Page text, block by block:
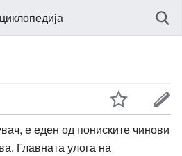
е еден од пониските чинови
Главната улога на